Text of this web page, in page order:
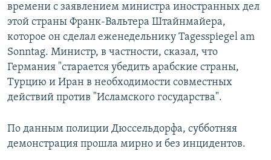
времени с заявлением министра иностранных дел
этой страны Франк-Вальтера Штайнмайера,
которое он сделал еженедельнику Tagesspiegеl am
Sonntag. Министр, в частности, сказал, что
Германия "старается убедить арабские страны,
Турцию и Иран в необходимости совместных
действий против "Исламского государства".
По данным полиции Дюссельдорфа, субботняя
демонстрация прошла мирно и без инцидентов.